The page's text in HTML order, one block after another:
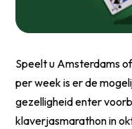
Speelt u Amsterdams
per week is er de
gezelligheid enter
klaverjasmarathon in